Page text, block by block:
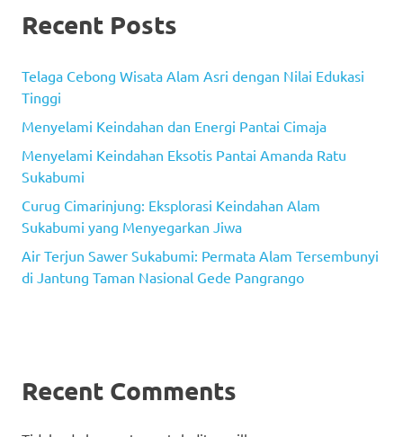
Recent Posts
Telaga Cebong Wisata Alam Asri dengan Nilai Edukasi
Tinggi
Menyelami Keindahan dan Energi Pantai Cimaja
Menyelami Keindahan Eksotis Pantai Amanda Ratu
Sukabumi
Curug Cimarinjung: Eksplorasi Keindahan Alam
Sukabumi yang Menyegarkan Jiwa
Air Terjun Sawer Sukabumi: Permata Alam Tersembunyi
di Jantung Taman Nasional Gede Pangrango
Recent Comments